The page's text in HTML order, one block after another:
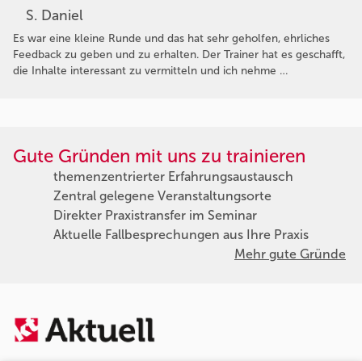
S. Daniel
Es war eine kleine Runde und das hat sehr geholfen, ehrliches
Feedback zu geben und zu erhalten. Der Trainer hat es geschafft,
die Inhalte interessant zu vermitteln und ich nehme …
Gute Gründen mit uns zu trainieren
themenzentrierter Erfahrungsaustausch
Zentral gelegene Veranstaltungsorte
Direkter Praxistransfer im Seminar
Aktuelle Fallbesprechungen aus Ihre Praxis
Mehr gute Gründe